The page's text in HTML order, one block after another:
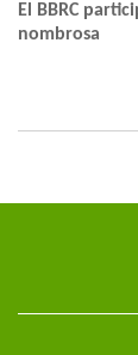
El BBRC
nombrosa